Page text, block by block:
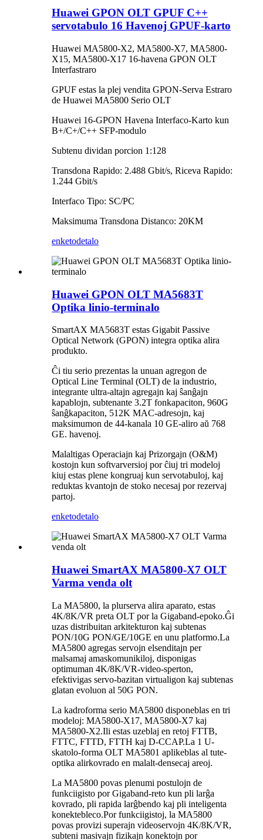
Huawei GPON OLT GPUF C++
servotabulo 16 Havenoj GPUF-karto
Huawei MA5800-X2, MA5800-X7, MA5800-
X15, MA5800-X17 16-havena GPON OLT
Interfastraro
GPUF estas la plej vendita GPON-Serva Estraro
de Huawei MA5800 Serio OLT
Huawei 16-GPON Havena Interfaco-Karto kun
B+/C+/C++ SFP-modulo
Subtenu dividan porcion 1:128
Transdona Rapido: 2.488 Gbit/s, Riceva Rapido:
1.244 Gbit/s
Interfaco Tipo: SC/PC
Maksimuma Transdona Distanco: 20KM
enketodetalo
Huawei GPON OLT MA5683T
Optika linio-terminalo
SmartAX MA5683T estas Gigabit Passive
Optical Network (GPON) integra optika alira
produkto.
Ĉi tiu serio prezentas la unuan agregon de
Optical Line Terminal (OLT) de la industrio,
integrante ultra-altajn agregajn kaj ŝanĝajn
kapablojn, subtenante 3.2T fonkapaciton, 960G
ŝanĝkapaciton, 512K MAC-adresojn, kaj
maksimumon de 44-kanala 10 GE-aliro aŭ 768
GE. havenoj.
Malaltigas Operaciajn kaj Prizorgajn (O&M)
kostojn kun softvarversioj por ĉiuj tri modeloj
kiuj estas plene kongruaj kun servotabuloj, kaj
reduktas kvantojn de stoko necesaj por rezervaj
partoj.
enketodetalo
Huawei SmartAX MA5800-X7 OLT
Varma venda olt
La MA5800, la plurserva alira aparato, estas
4K/8K/VR preta OLT por la Gigaband-epoko.Ĝi
uzas distribuitan arkitekturon kaj subtenas
PON/10G PON/GE/10GE en unu platformo.La
MA5800 agregas servojn elsenditajn per
malsamaj amaskomunikiloj, disponigas
optimuman 4K/8K/VR-video-sperton,
efektivigas servo-bazitan virtualigon kaj subtenas
glatan evoluon al 50G PON.
La kadroforma serio MA5800 disponeblas en tri
modeloj: MA5800-X17, MA5800-X7 kaj
MA5800-X2.Ili estas uzeblaj en retoj FTTB,
FTTC, FTTD, FTTH kaj D-CCAP.La 1 U-
skatolo-forma OLT MA5801 aplikeblas al tute-
optika alirkovrado en malalt-densecaj areoj.
La MA5800 povas plenumi postulojn de
funkciigisto por Gigaband-reto kun pli larĝa
kovrado, pli rapida larĝbendo kaj pli inteligenta
konektebleco.Por funkciigistoj, la MA5800
povas provizi superajn videoservojn 4K/8K/VR,
subteni masivajn fizikajn konektojn por